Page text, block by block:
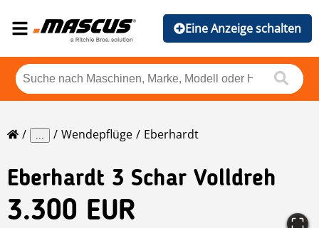
Eine Anzeige schalten
... Wendepflüge Eberhardt
Eberhardt 3 Schar Volldreh
3.300 EUR